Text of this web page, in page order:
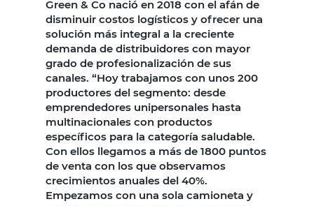
Green & Co nació en 2018 con el afán de
disminuir costos logísticos y ofrecer una
solución más integral a la creciente
demanda de distribuidores con mayor
grado de profesionalización de sus
canales. “Hoy trabajamos con unos 200
productores del segmento: desde
emprendedores unipersonales hasta
multinacionales con productos
específicos para la categoría saludable.
Con ellos llegamos a más de 1800 puntos
de venta con los que observamos
crecimientos anuales del 40%.
Empezamos con una sola camioneta y